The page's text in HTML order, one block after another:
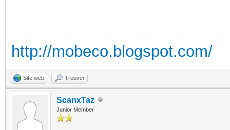
http://mobeco.blogspot.com/
Site web Trouver
ScanxTaz
Junior Member